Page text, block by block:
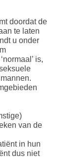
doordat de
te laten
u onder
is,
van de
in hun
dus niet